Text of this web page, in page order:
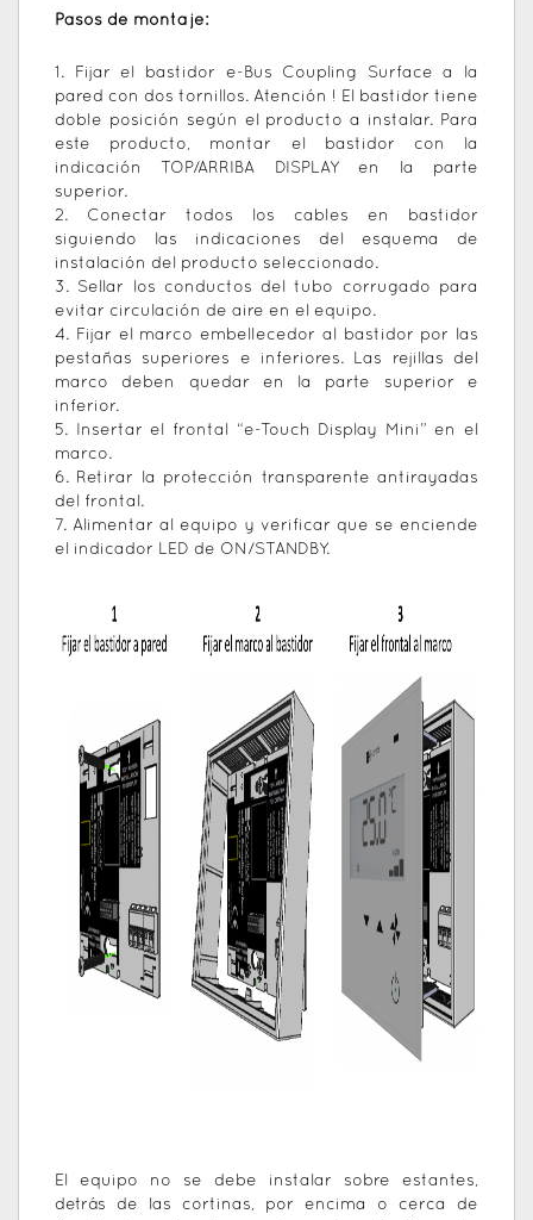
Pasos de montaje:
1. Fijar el bastidor e-Bus Coupling Surface a la
pared con dos tornillos. Atención ! El bastidor tiene
doble posición según el producto a instalar. Para
este producto, montar el bastidor con la
indicación TOP/ARRIBA DISPLAY en la parte
superior.
2. Conectar todos los cables en bastidor
siguiendo las indicaciones del esquema de
instalación del producto seleccionado.
3. Sellar los conductos del tubo corrugado para
evitar circulación de aire en el equipo.
4. Fijar el marco embellecedor al bastidor por las
pestañas superiores e inferiores. Las rejillas del
marco deben quedar en la parte superior e
inferior.
5. Insertar el frontal “e-Touch Display Mini” en el
marco.
6. Retirar la protección transparente antirayadas
del frontal.
7. Alimentar al equipo y verificar que se enciende
el indicador LED de ON/STANDBY.
El equipo no se debe instalar sobre estantes,
detrás de las cortinas, por encima o cerca de